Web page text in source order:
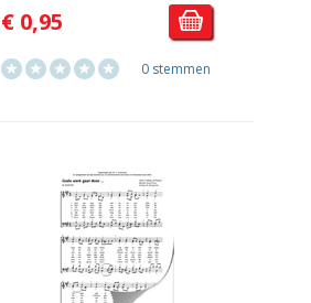
€ 0,95
0 stemmen